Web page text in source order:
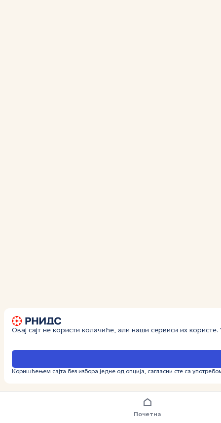
Почетна
Овај сајт не користи колачиће, али наши сервиси их
Коришћењем сајта без избора једне од опција, сагласни сте са